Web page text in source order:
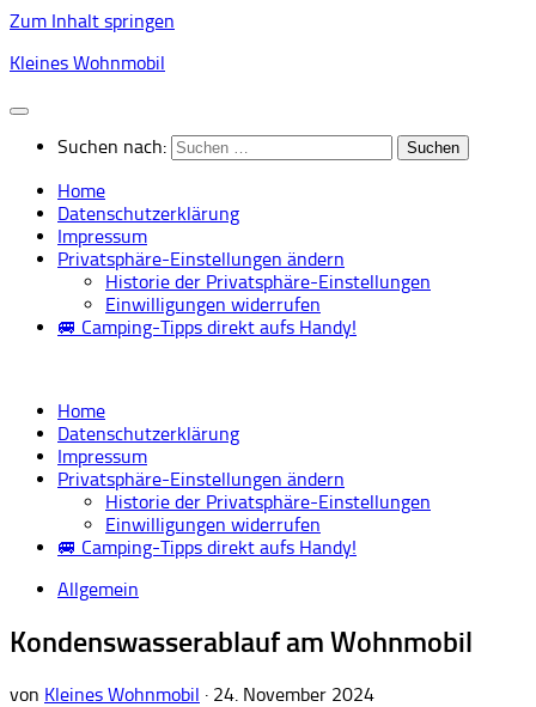
Zum Inhalt springen
Kleines Wohnmobil
Suchen nach:
Home
Datenschutzerklärung
Impressum
Privatsphäre-Einstellungen ändern
Historie der Privatsphäre-Einstellungen
Einwilligungen widerrufen
🚐 Camping-Tipps direkt aufs Handy!
Home
Datenschutzerklärung
Impressum
Privatsphäre-Einstellungen ändern
Historie der Privatsphäre-Einstellungen
Einwilligungen widerrufen
🚐 Camping-Tipps direkt aufs Handy!
Allgemein
Kondenswasserablauf am Wohnmobil
von Kleines Wohnmobil · 24. November 2024